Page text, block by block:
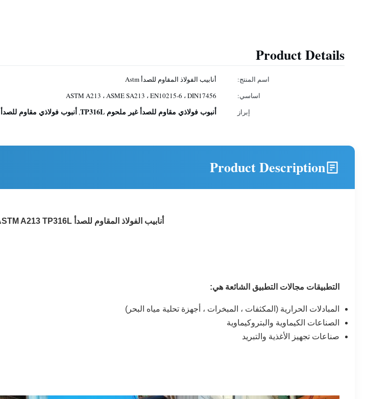
Product Details
اسم المنتج: أنابيب الفولاذ المقاوم للصدأ Astm
اساسي:
ASTM A213 ، ASME SA213 ، EN10215-6 ، DIN17456
إبراز
أنبوب فولاذي مقاوم للصدأ غير ملحوم TP316L ,أنبوب فولاذي مقاوم للصدأ A213
Product Description
أنابيب الفولاذ المقاوم للصدأ ASTM ASTM A213 TP316L المطبقة في أجزاء الغلايات
التطبيقات مجالات التطبيق الشائعة هي:
المبادلات الحرارية (المكثفات ، المبخرات ، أجهزة تحلية مياه البحر)
الصناعات الكيماوية والبتروكيماوية
صناعات تجهيز الأغذية والتبريد